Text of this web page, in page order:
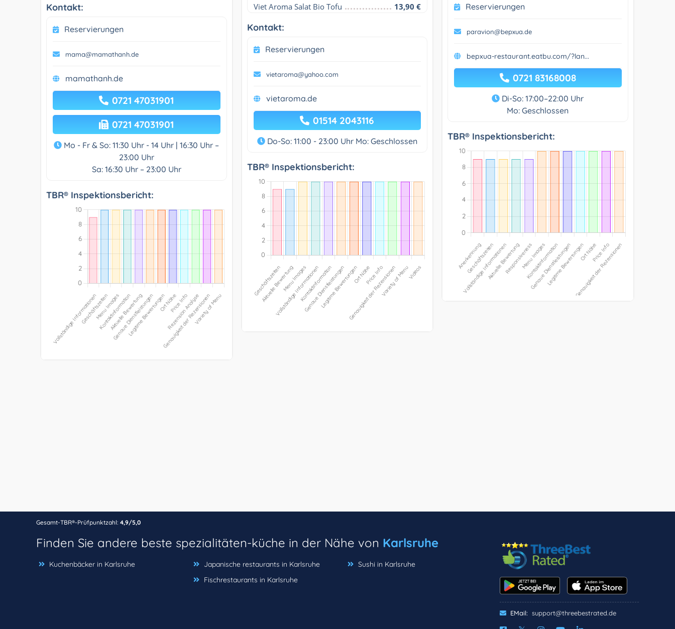
Kontakt:
Reservierungen
mama@mamathanh.de
mamathanh.de
0721 47031901
0721 47031901
Mo - Fr & So: 11:30 Uhr - 14 Uhr | 16:30 Uhr –
23:00 Uhr
Sa: 16:30 Uhr – 23:00 Uhr
TBR® Inspektionsbericht:
Viet Aroma Salat Bio Tofu
13,90 €
Kontakt:
Reservierungen
vietaroma@yahoo.com
vietaroma.de
01514 2043116
Do-So: 11:00 - 23:00 UhrMo: Geschlossen
TBR® Inspektionsbericht:
Reservierungen
paravion@bepxua.de
bepxua-restaurant.eatbu.com/?lan...
0721 83168008
Di-So: 17:00–22:00 Uhr
Mo: Geschlossen
TBR® Inspektionsbericht:
Gesamt-TBR®-Prüfpunktzahl: 4,9/5,0
Finden Sie andere beste spezialitäten-küche in der Nähe von Karlsruhe
Kuchenbäcker in Karlsruhe
Japanische restaurants in Karlsruhe
Fischrestaurants in Karlsruhe
Sushi in Karlsruhe
EMail: support@threebestrated.de